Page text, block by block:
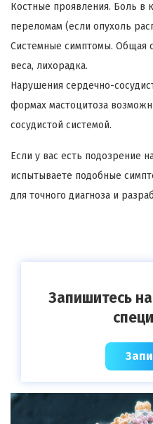
Костные проявления. Боль в
переломам (если опухоль
Системные симптомы. Общая
веса, лихорадка.
Нарушения сердечно-
формах мастоцитоза
сосудистой системой.
Если у вас есть подозрение
испытываете подобные
для точного диагноза и
Запишитесь